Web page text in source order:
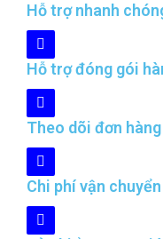
Hỗ trợ nhanh
Hỗ trợ đóng gói
Theo dõi đơn
Chi phí vận